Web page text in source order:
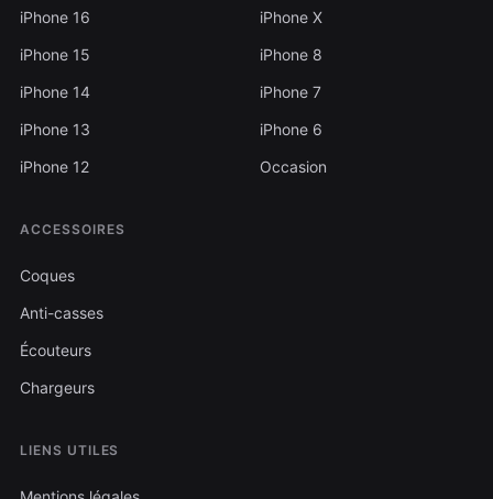
iPhone 16
iPhone 15
iPhone 14
iPhone 13
iPhone 12
iPhone X
iPhone 8
iPhone 7
iPhone 6
Occasion
ACCESSOIRES
Coques
Anti-casses
Écouteurs
Chargeurs
LIENS UTILES